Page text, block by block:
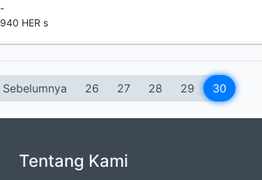
-
940 HER s
Sebelumnya 26 27 28 29 30
Tentang Kami